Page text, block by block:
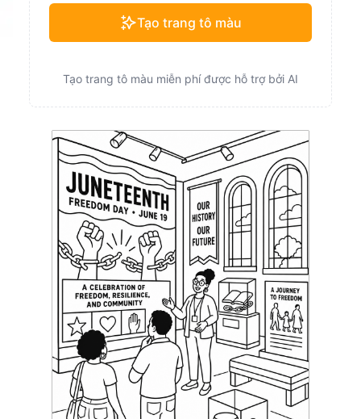
Tạo trang tô màu
Tạo trang tô màu miễn phí được hỗ trợ bởi AI